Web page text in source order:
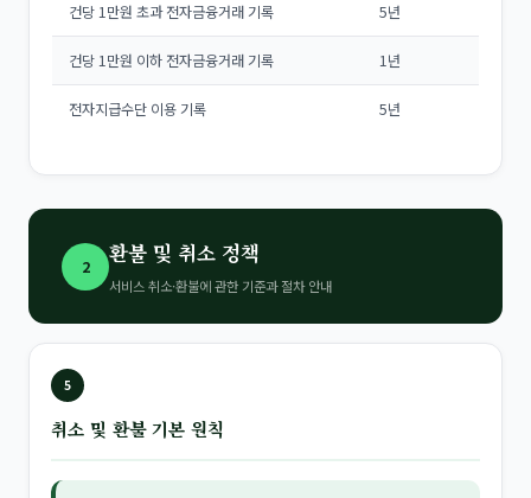
건당 1만원 초과 전자금융거래 기록 5년
건당 1만원 이하 전자금융거래 기록 1년
전자지급수단 이용 기록 5년
2 환불 및 취소 정책
서비스 취소·환불에 관한 기준과 절차 안내
5
취소 및 환불 기본 원칙